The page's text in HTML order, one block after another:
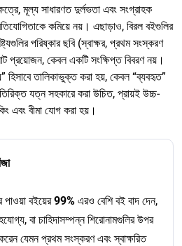
মূল্য সাধারণত দুর্লভতা এবং সংগ্রাহক
কমিয়ে নয়। এছাড়াও, বিরল বইগুলির
পরিষ্কার ছবি (স্বাক্ষর, প্রথম সংস্করণ
প্রয়োজন, কেবল একটি সংক্ষিপ্ত বিবরণ নয়।
হিসাবে তালিকাভুক্ত করা হয়, কেবল “ব্যবহৃত”
যত্ন সহকারে করা উচিত, প্রায়ই উচ্চ-
এবং বীমা যোগ করা হয়।
পাওয়া বইয়ের99% এরও বেশি বই বাদ দেন,
বা চাহিদাসম্পন্ন শিরোনামগুলির উপর
যেমন প্রথম সংস্করণ এবং স্বাক্ষরিত